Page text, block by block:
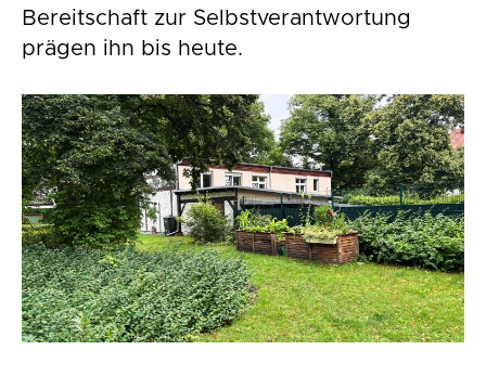
Bereitschaft zur Selbstverantwortung
prägen ihn bis heute.